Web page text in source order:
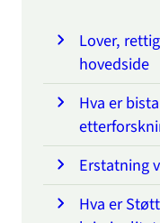
Lover,
hovedside
Hva er
Erstatning
Hva er